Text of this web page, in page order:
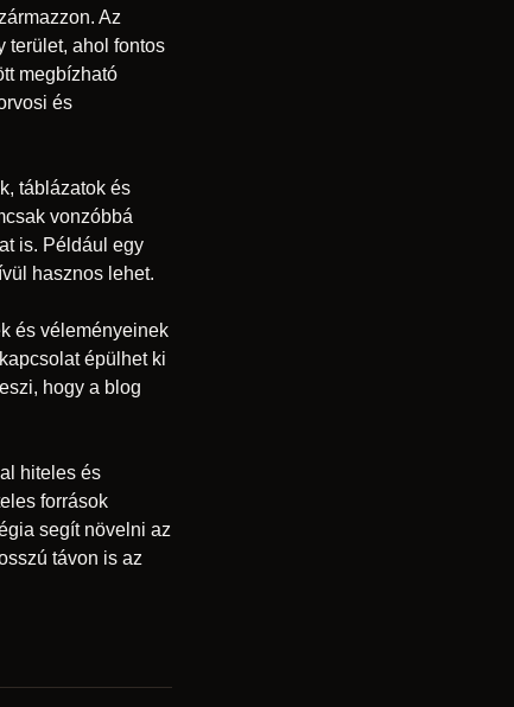
Az
terület, ahol fontos
megbízható
és
táblázatok és
vonzóbbá
is. Például egy
hasznos lehet.
és véleményeinek
épülhet ki
hogy a blog
hiteles és
források
segít növelni az
távon is az